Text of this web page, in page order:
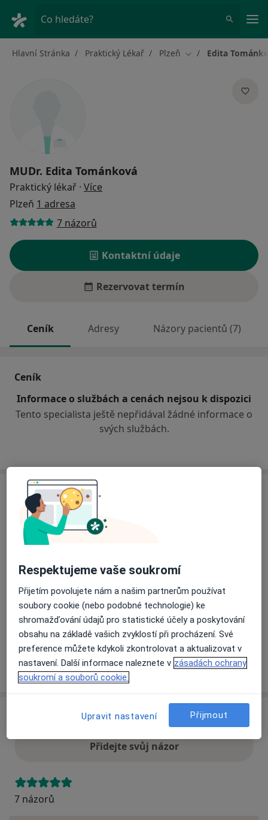
Co hledáte?
Hlavní Stránka Praktický Lékař Plzeň Změna města
Edita
MUDr. Edita Tománková
Praktický lékař · Více
Plzeň 1 adresa
7 názorů
Kontaktní údaje
Rezervovat termín
Ceník Adresy Názory pacientů (7)
Ceník
Informace o službách a cenách nejsou k dispozici
Tento specialista ještě nepřidával žádné informace o
svých službách.
Adresa
Poliklinika Plzeň (DZ a.s.)
Švihovská 14, Plzeň
Přiblížit mapuse otevře v nové záložce
Dostupnost
Na této adrese online kalendář není aktivní
Co mám v takové situaci udělat?
Více
Přidejte svůj názor
7 názorů
Respektujeme vaše soukromí
Přijetím povolujete nám a našim partnerům používat
soubory cookie (nebo podobné technologie) ke
shromažďování údajů pro statistické účely a poskytování
obsahu na základě vašich zvyklostí při procházení. Své
preference můžete kdykoli zkontrolovat a aktualizovat v
nastavení. Další informace naleznete v zásadách ochrany
soukromí a souborů cookie.
Upravit nastavení Přijmout